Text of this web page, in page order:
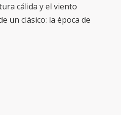
cálida y el viento
un clásico: la época de